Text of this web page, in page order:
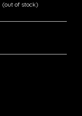
(out of stock)